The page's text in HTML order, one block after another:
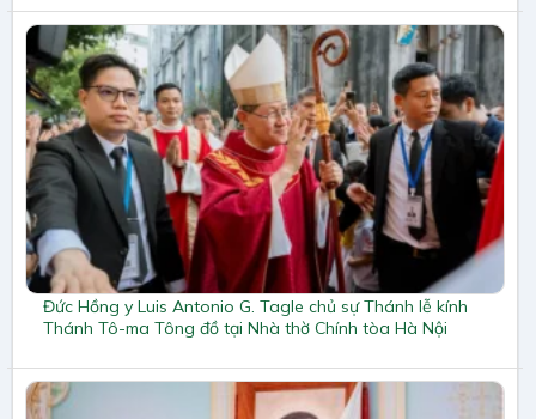
Đức Hồng y Luis Antonio G. Tagle chủ sự Thánh lễ kính
Thánh Tô-ma Tông đồ tại Nhà thờ Chính tòa Hà Nội